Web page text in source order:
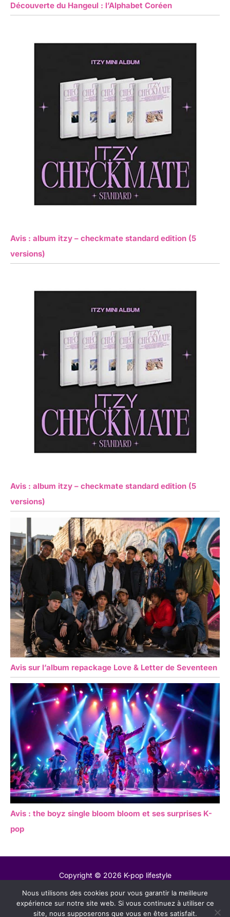
Découverte du Hangeul : l’Alphabet Coréen
Avis : album itzy – checkmate standard edition (5
versions)
Avis : album itzy – checkmate standard edition (5
versions)
Avis sur l’album repackage Love & Letter de Seventeen
Avis : the boyz single bloom bloom et ses surprises K-
pop
Copyright © 2026 K-pop lifestyle
Contact
Mentions légales
Nous utilisons des cookies pour vous garantir la meilleure
expérience sur notre site web. Si vous continuez à utiliser ce
site, nous supposerons que vous en êtes satisfait.